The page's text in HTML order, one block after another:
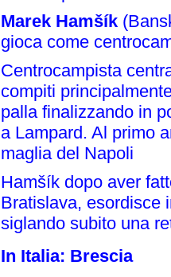
Marek Hamšík (
gioca come
Centrocampista
compiti
palla finalizzando in
a Lampard. Al primo
maglia del Napoli
Hamšík dopo aver
Bratislava, esordisce
siglando subito una
In Italia: Brescia